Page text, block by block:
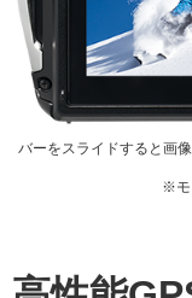
バーをスライドすると画
※モ